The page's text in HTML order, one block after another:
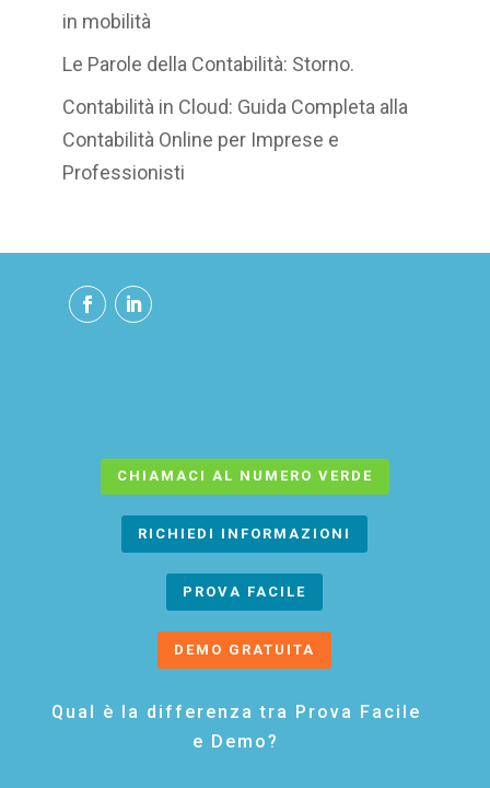
in mobilità
Le Parole della Contabilità: Storno.
Contabilità in Cloud: Guida Completa alla
Contabilità Online per Imprese e
Professionisti
CHIAMACI AL NUMERO VERDE
RICHIEDI INFORMAZIONI
PROVA FACILE
DEMO GRATUITA
Qual è la differenza tra Prova Facile
e Demo?